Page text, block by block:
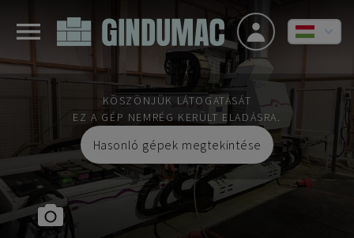
KÖSZÖNJÜK LÁTOGATÁSÁT
EZ A GÉP NEMRÉG KERÜLT ELADÁSRA.
Hasonló gépek megtekintése